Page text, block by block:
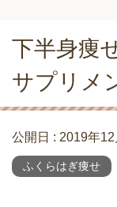
下半身痩
サプリメ
公開日 : 2019年12
ふくらはぎ痩せ